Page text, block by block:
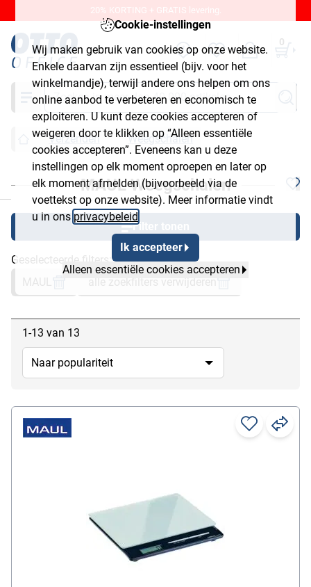
Cookie-instellingen
Wij maken gebruik van cookies op onze website.
Enkele daarvan zijn essentieel (bijv. voor het
winkelmandje), terwijl andere ons helpen om ons
online aanbod te verbeteren en economisch te
exploiteren. U kunt deze cookies accepteren of
weigeren door te klikken op “Alleen essentiële
cookies accepteren”. Eveneens kan u deze
instellingen op elk moment oproepen en later op
elk moment afmelden (bijvoorbeeld via de
voettekst op onze website). Meer informatie vindt
u in ons privacybeleid
Ik accepteer
Alleen essentiële cookies accepteren
20% KORTING + GRATIS levering.
0
Zoeken
Verzenden Weegschalen
MAUL Weegschalen
Filter tonen
Geselecteerde filters:
1-13 van 13